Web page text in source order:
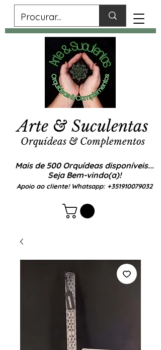
Mais de 500 Orquídeas disponíveis...
Seja Bem-vindo(a)!
Apoio ao cliente! Whatsapp: +351910079032
Arte & Suculentas
Orquídeas & Complementos